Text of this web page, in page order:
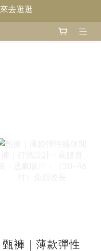
甄褲
去逛逛
甄褲
甄褲｜薄款彈性